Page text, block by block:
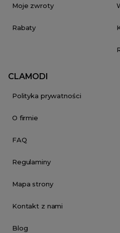
Moje zwroty
Rabaty
CLAMODI
Polityka prywatności
O firmie
FAQ
Regulaminy
Mapa strony
Kontakt z nami
Blog